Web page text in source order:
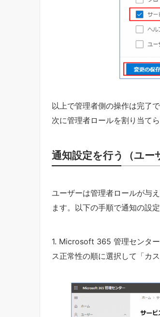
以上で管理者側の操作は完了で
次に管理者ロールを割り当て
通知設定を行う（ユー
ユーザーは管理者ロールが与
ます。以下の手順で通知の設定
1. Microsoft 365 管理センタ
ス正常性の順に選択して「カ